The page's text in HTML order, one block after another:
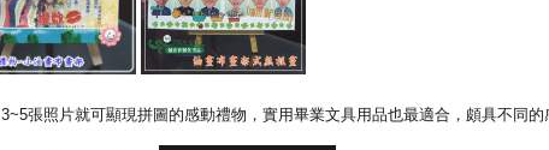
張照片就可顯現拼圖的感動禮物，實用畢業文具用品也最適合，頗具不同